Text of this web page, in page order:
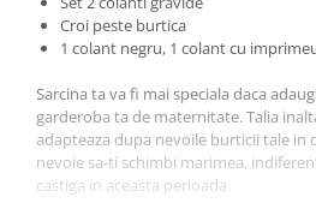
Croi peste burtica
1 colant negru, 1 colant cu
Sarcina ta va fi mai speciala daca
garderoba ta de maternitate. Talia
adapteaza dupa nevoile burticii tale in
nevoie sa-ti schimbi marimea,
castiga in aceasta perioada.